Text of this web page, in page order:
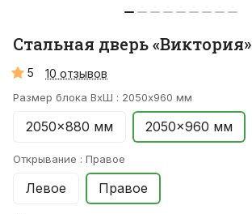
Стальная дверь «Виктория»
5 10 отзывов
Размер блока ВхШ : 2050x960 мм
2050x880 мм 2050x960 мм
Открывание : Правое
Левое Правое